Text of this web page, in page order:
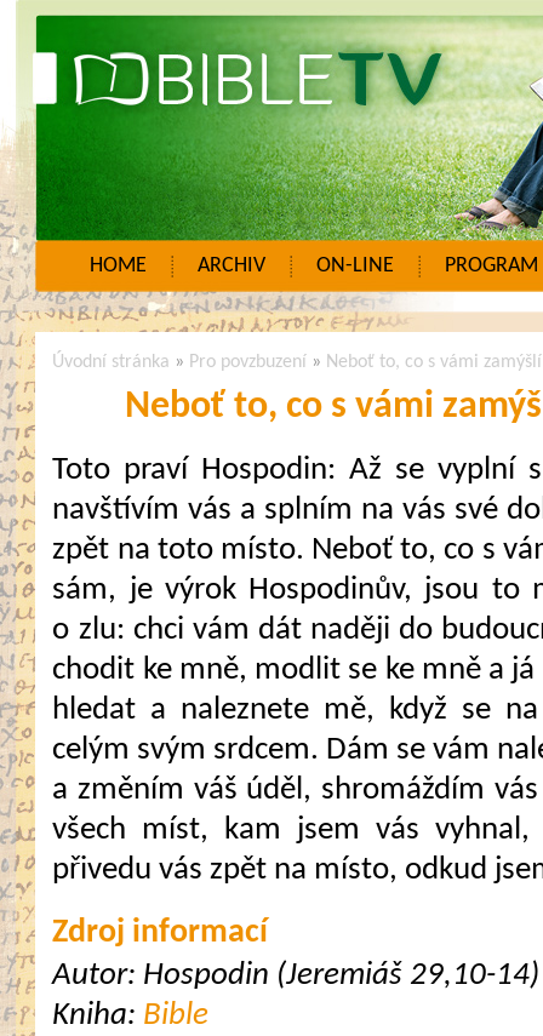
HOME ARCHIV ON-LINE PROGRAM
Úvodní stránka » Pro povzbuzení » Neboť to, co s vámi
Neboť to, co s vámi
Toto praví Hospodin: Až se vyplní
navštívím vás a splním na vás své
zpět na toto místo. Neboť to, co s
sám, je výrok Hospodinův, jsou to
o zlu: chci vám dát naději do
chodit ke mně, modlit se ke mně a
hledat a naleznete mě, když se
celým svým srdcem. Dám se vám
a změním váš úděl, shromáždím
všech míst, kam jsem vás
přivedu vás zpět na místo, odkud
Zdroj informací
Autor: Hospodin (Jeremiáš 29,10-14)
Kniha: Bible